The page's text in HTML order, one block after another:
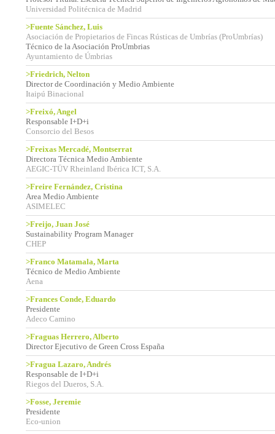
Universidad Politécnica de Madrid
>Fuente Sánchez, Luis
Asociación de Propietarios de Fincas Rústicas de Umbrías (ProUmbrías)
Técnico de la Asociación ProUmbrias
Ayuntamiento de Úmbrias
>Friedrich, Nelton
Director de Coordinación y Medio Ambiente
Itaipú Binacional
>Freixó, Angel
Responsable I+D+i
Consorcio del Besos
>Freixas Mercadé, Montserrat
Directora Técnica Medio Ambiente
AEGIC-TÜV Rheinland Ibérica ICT, S.A.
>Freire Fernández, Cristina
Area Medio Ambiente
ASIMELEC
>Freijo, Juan José
Sustainability Program Manager
CHEP
>Franco Matamala, Marta
Técnico de Medio Ambiente
Aena
>Frances Conde, Eduardo
Presidente
Adeco Camino
>Fraguas Herrero, Alberto
Director Ejecutivo de Green Cross España
>Fragua Lazaro, Andrés
Responsable de I+D+i
Riegos del Dueros, S.A.
>Fosse, Jeremie
Presidente
Eco-union